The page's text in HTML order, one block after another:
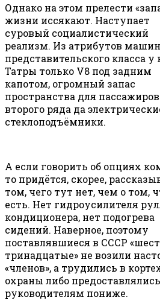
Однако на этом прелести
жизни иссякают. Наступает
суровый социалистический
реализм. Из атрибутов
представительского класса
Татры только V8 под задним
капотом, огромный запас
пространства для пассажиров
второго ряда да
стеклоподъёмники.
А если говорить об опциях
то придётся, скорее,
том, чего тут нет, чем о том,
есть. Нет гидроусилителя
кондиционера, нет подогрева
сидений. Наверное, поэтому
поставлявшиеся в СССР
тринадцатые» не возили
«членов», а трудились в
охраны либо предоставлялись
руководителям пониже.